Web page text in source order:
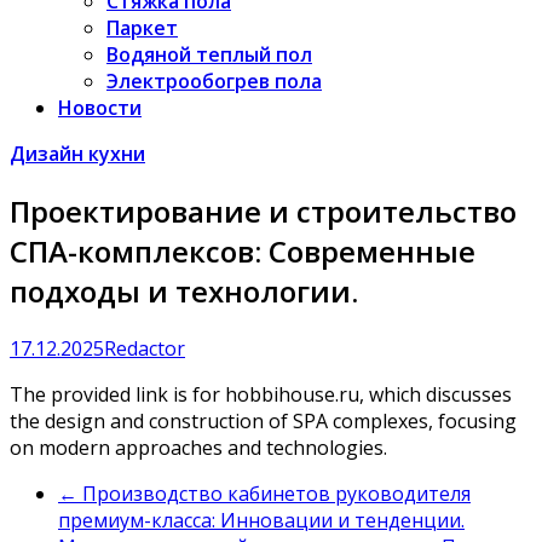
Паркет
Водяной теплый пол
Электрообогрев пола
Новости
Дизайн кухни
Проектирование и строительство
СПА-комплексов: Современные
подходы и технологии.
17.12.2025Redactor
The provided link is for hobbihouse.ru, which discusses
the design and construction of SPA complexes, focusing
on modern approaches and technologies.
← Производство кабинетов руководителя
премиум-класса: Инновации и тенденции.